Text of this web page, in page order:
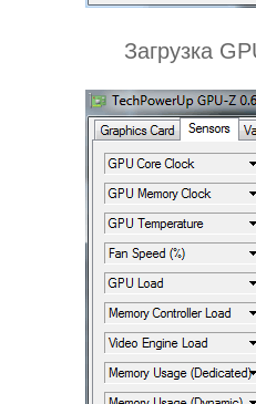
Загрузка